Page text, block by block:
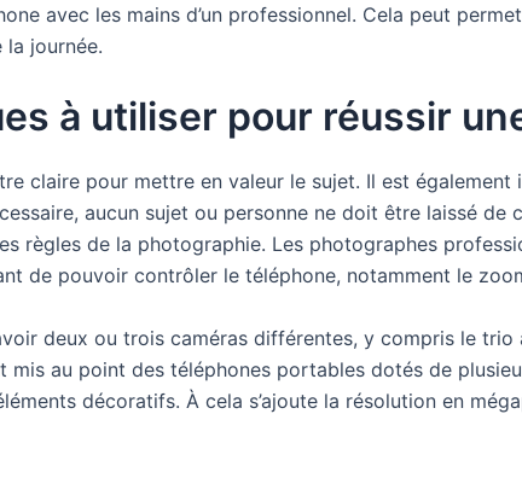
avec les mains d’un professionnel. Cela peut
journée.
à utiliser pour réussir
claire pour mettre en valeur le sujet. Il est également
aucun sujet ou personne ne doit être laissé de
règles de la photographie. Les photographes
de pouvoir contrôler le téléphone, notamment le
deux ou trois caméras différentes, y compris le
au point des téléphones portables dotés de
décoratifs. À cela s’ajoute la résolution en